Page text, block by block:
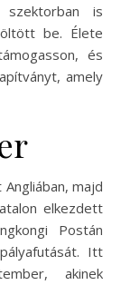
szektorban is
be. Élete
és
amely
majd
elkezdett
Postán
Itt
akinek